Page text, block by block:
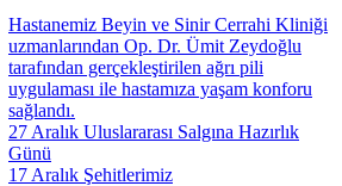
Hastanemiz Beyin ve Sinir Cerrahi Kliniği
uzmanlarından Op. Dr. Ümit Zeydoğlu
tarafından gerçekleştirilen ağrı pili
uygulaması ile hastamıza yaşam konforu
sağlandı.
27 Aralık Uluslararası Salgına Hazırlık
Günü
17 Aralık Şehitlerimiz